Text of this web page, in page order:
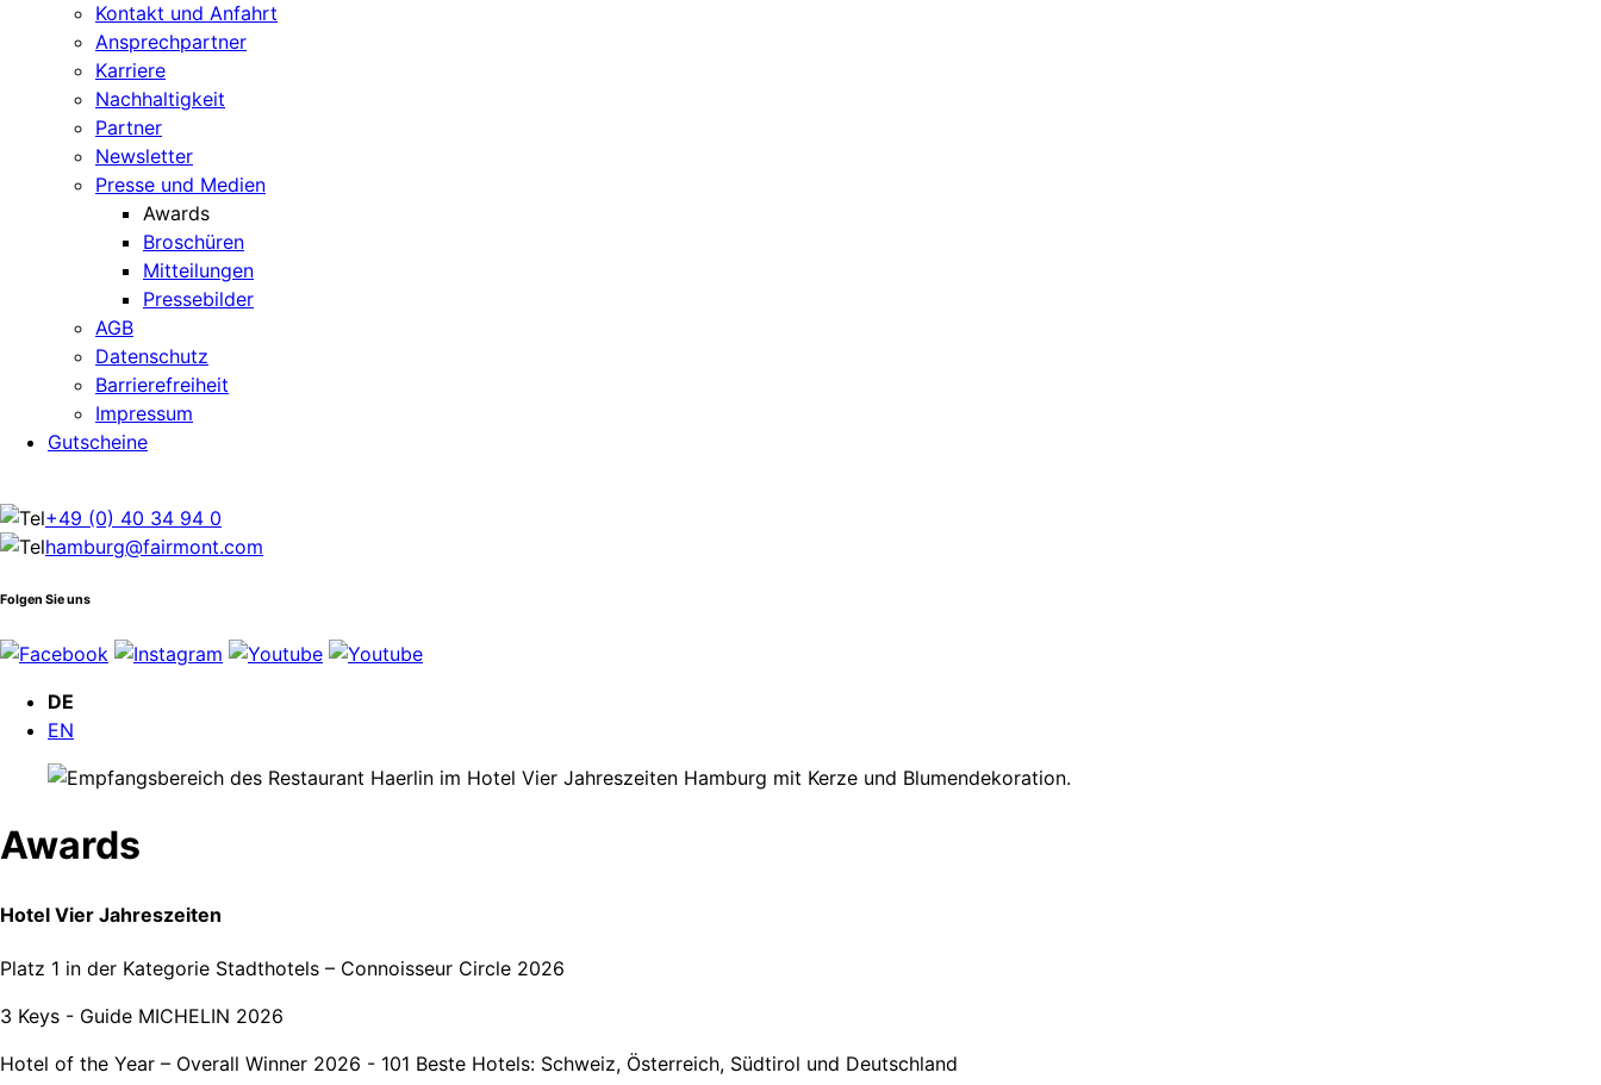
Kontakt und Anfahrt
Ansprechpartner
Karriere
Nachhaltigkeit
Partner
Newsletter
Presse und Medien
Awards
Broschüren
Mitteilungen
Pressebilder
AGB
Datenschutz
Barrierefreiheit
Impressum
Gutscheine
+49 (0) 40 34 94 0
hamburg@fairmont.com
Folgen Sie uns
DE
EN
Awards
Hotel Vier Jahreszeiten
Platz 1 in der Kategorie Stadthotels – Connoisseur Circle 2026
3 Keys - Guide MICHELIN 2026
Hotel of the Year – Overall Winner 2026 - 101 Beste Hotels: Schweiz, Österreich, Südtirol und Deutschland